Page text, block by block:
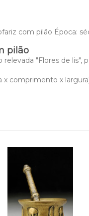
com pilão Época:
pilão
relevada "Flores de lis",
comprimento x largura)